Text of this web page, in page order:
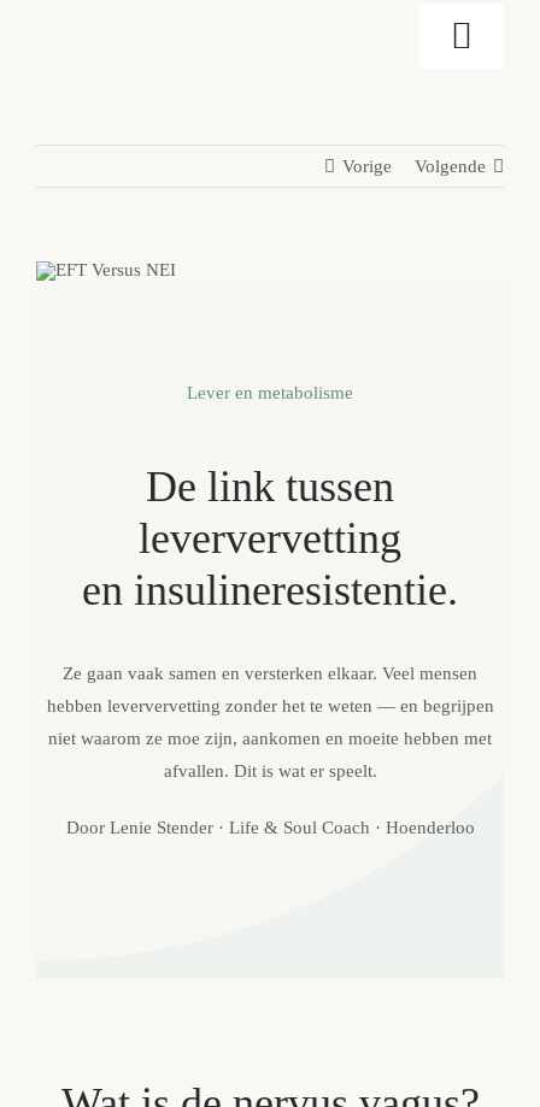
Toggle
Gratis
Contact
Vorige Volgende
Lever en metabolisme
De link tussen
leververvetting
en insulineresistentie.
Ze gaan vaak samen en versterken elkaar. Veel mensen
hebben leververvetting zonder het te weten — en begrijpen
niet waarom ze moe zijn, aankomen en moeite hebben met
afvallen. Dit is wat er speelt.
Door Lenie Stender · Life & Soul Coach · Hoenderloo